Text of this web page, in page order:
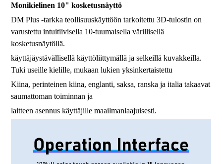
Monikielinen 10" kosketusnäyttö
DM Plus -tarkka teollisuuskäyttöön tarkoitettu 3D-tulostin on
varustettu intuitiivisella 10-tuumaisella värillisellä
kosketusnäytöllä.
käyttäjäystävällisellä käyttöliittymällä ja selkeillä kuvakkeilla.
Tuki useille kielille, mukaan lukien yksinkertaistettu
Kiina, perinteinen kiina, englanti, saksa, ranska ja italia takaavat
saumattoman toiminnan ja
laitteen asennus käyttäjille maailmanlaajuisesti.